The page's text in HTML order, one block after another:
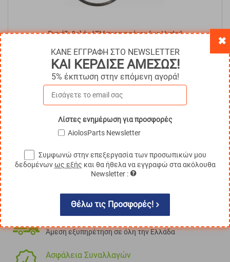
Γρανάζι βολάν ΑΤΜ περονοφόρου (για Hyster)
HYS-2019591
διαθέσιμο
Με ΦΠΑ
ΑΓΟΡΑ
Άμεση εξυπηρέτηση σε όλη την Ελλάδα
Ασφάλεια Συναλλαγών
✖
ΚΑΝΕ ΕΓΓΡΑΦΗ ΣΤΟ NEWSLETTER
ΚΑΙ ΚΕΡΔΙΣΕ ΑΜΕΣΩΣ!
5% έκπτωση στην επόμενη αγορά!
Λίστες ενημέρωση για προσφορές
AiolosParts Newsletter
Συμφωνώ στην επεξεργασία των προσωπικών μου
δεδομένωνως εξής και θα ήθελα να εγγραφώ στα ακόλουθα
Newsletter :
Θέλω τις Προσφορές!